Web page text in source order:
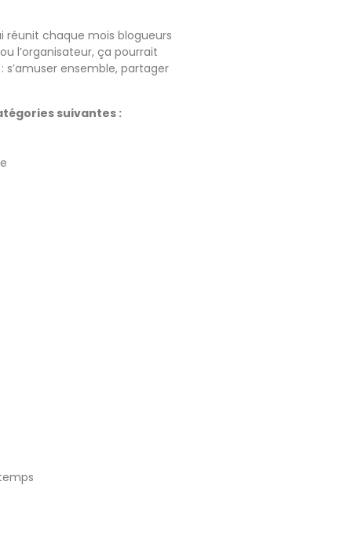
réunit chaque mois blogueurs
l’organisateur, ça pourrait
s’amuser ensemble, partager
suivantes :